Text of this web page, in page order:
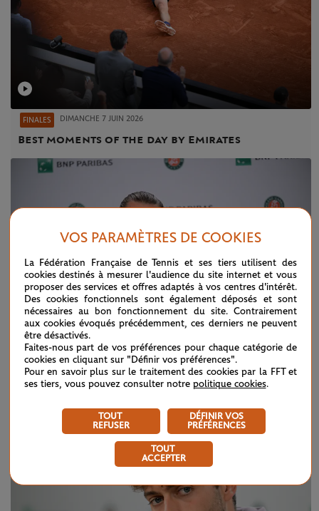
FINALES DIMANCHE 7 JUIN 2026
Best moments of the day by Emirates
CONFÉRENCE DE PRESSE DIMANCHE 7 JUIN 2026
Alexander Zverev (finale)
VOS PARAMÈTRES DE COOKIES
La Fédération Française de Tennis et ses tiers utilisent des
cookies destinés à mesurer l'audience du site internet et vous
proposer des services et offres adaptés à vos centres d'intérêt.
Des cookies fonctionnels sont également déposés et sont
nécessaires au bon fonctionnement du site. Contrairement
aux cookies évoqués précédemment, ces derniers ne peuvent
être désactivés.
Faites-nous part de vos préférences pour chaque catégorie de
cookies en cliquant sur "Définir vos préférences".
Pour en savoir plus sur le traitement des cookies par la FFT et
ses tiers, vous pouvez consulter notre politique cookies.
TOUT
REFUSER
DÉFINIR VOS
PRÉFÉRENCES
TOUT
ACCEPTER